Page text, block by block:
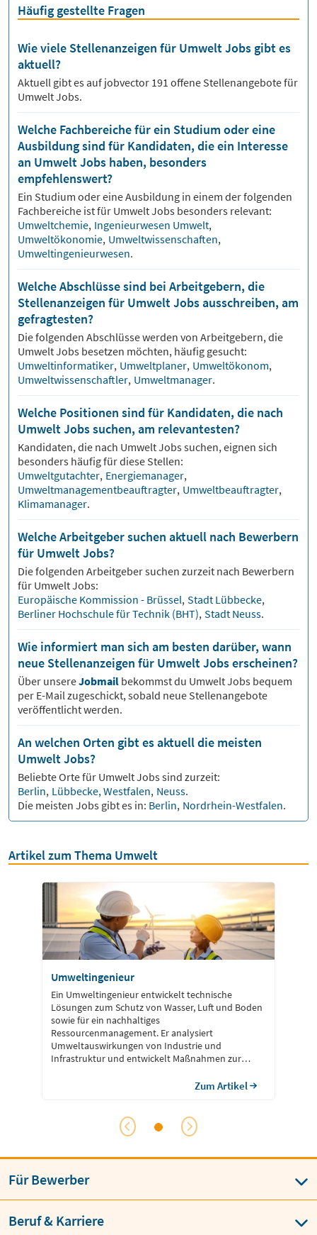
Häufig gestellte Fragen
Wie viele Stellenanzeigen für Umwelt Jobs gibt es
aktuell?
Aktuell gibt es auf jobvector 191 offene Stellenangebote für
Umwelt Jobs.
Welche Fachbereiche für ein Studium oder eine
Ausbildung sind für Kandidaten, die ein Interesse
an Umwelt Jobs haben, besonders
empfehlenswert?
Ein Studium oder eine Ausbildung in einem der folgenden
Fachbereiche ist für UmweltJobs besonders relevant:
Umweltchemie, Ingenieurwesen Umwelt,
Umweltökonomie, Umweltwissenschaften,
Umweltingenieurwesen.
Welche Abschlüsse sind bei Arbeitgebern, die
Stellenanzeigen für Umwelt Jobs ausschreiben, am
gefragtesten?
Die folgenden Abschlüsse werden von Arbeitgebern, die
UmweltJobs besetzen möchten, häufig gesucht:
Umweltinformatiker, Umweltplaner, Umweltökonom,
Umweltwissenschaftler, Umweltmanager.
Welche Positionen sind für Kandidaten, die nach
Umwelt Jobs suchen, am relevantesten?
Kandidaten, die nach UmweltJobs suchen, eignen sich
besonders häufig für diese Stellen:
Umweltgutachter, Energiemanager,
Umweltmanagementbeauftragter, Umweltbeauftragter,
Klimamanager.
Welche Arbeitgeber suchen aktuell nach Bewerbern
für Umwelt Jobs?
Die folgenden Arbeitgeber suchen zurzeit nach Bewerbern
für UmweltJobs:
Europäische Kommission - Brüssel, Stadt Lübbecke,
Berliner Hochschule für Technik (BHT), Stadt Neuss.
Wie informiert man sich am besten darüber, wann
neue Stellenanzeigen für Umwelt Jobs erscheinen?
Über unsereJobmail bekommst du UmweltJobs bequem
per E-Mail zugeschickt, sobald neue Stellenangebote
veröffentlicht werden.
An welchen Orten gibt es aktuell die meisten
Umwelt Jobs?
Beliebte Orte für UmweltJobs sind zurzeit:
Berlin, Lübbecke, Westfalen, Neuss.
Die meisten Jobs gibt es in: Berlin, Nordrhein-Westfalen.
Artikel zum Thema Umwelt
Umweltingenieur
Ein Umweltingenieur entwickelt technische
Lösungen zum Schutz von Wasser, Luft und Boden
sowie für ein nachhaltiges
Ressourcenmanagement. Er analysiert
Umweltauswirkungen von Industrie und
Infrastruktur und entwickelt Maßnahmen zur
interdisziplinär mit Wissenschaftlern, Behörden
Umweltstandards und gesetzliche Vorgaben, um
deren Einhaltung […]
Zum Artikel
Für Bewerber
Beruf & Karriere